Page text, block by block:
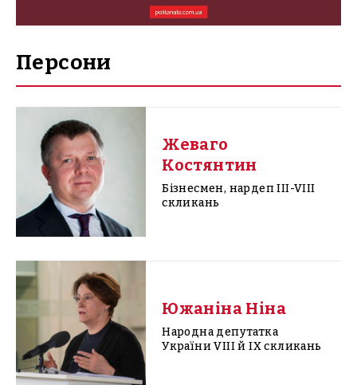
Персони
Жеваго
Костянтин
Бізнесмен, нардеп III-VIII
скликань
Южаніна Ніна
Народна депутатка
України VIII й IX скликань